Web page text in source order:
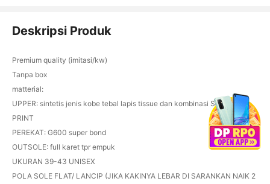
Deskripsi Produk
Premium quality (imitasi/kw)
Tanpa box
matterial:
UPPER: sintetis jenis kobe tebal lapis tissue dan kombinasi SABLON
PRINT
PEREKAT: G600 super bond
OUTSOLE: full karet tpr empuk
UKURAN 39-43 UNISEX
POLA SOLE FLAT/ LANCIP (JIKA KAKINYA LEBAR DI SARANKAN NAIK 2